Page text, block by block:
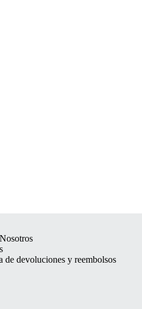
de devoluciones y reembolsos